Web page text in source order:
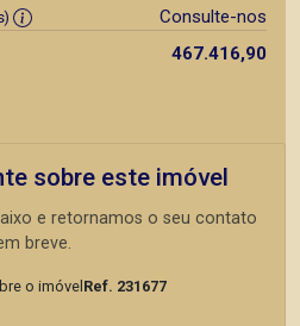
Consulte-nos
467.416,90
sobre este imóvel
e retornamos o seu contato
breve.
o imóvel Ref. 231677